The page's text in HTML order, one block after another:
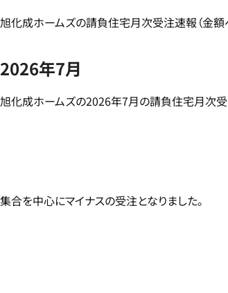
旭化成ホームズの請負住宅月次受注速報（金額
2026年7月
旭化成ホームズの2026年7月の請負住宅月次受
集合を中心にマイナスの受注となりました。